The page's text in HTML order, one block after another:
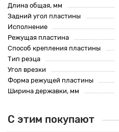
Длина общая, мм
Задний угол пластины
Исполнение
Режущая пластина
Способ крепления пластины
Тип резца
Угол врезки
Форма режущей пластины
Ширина державки, мм
С этим покупают